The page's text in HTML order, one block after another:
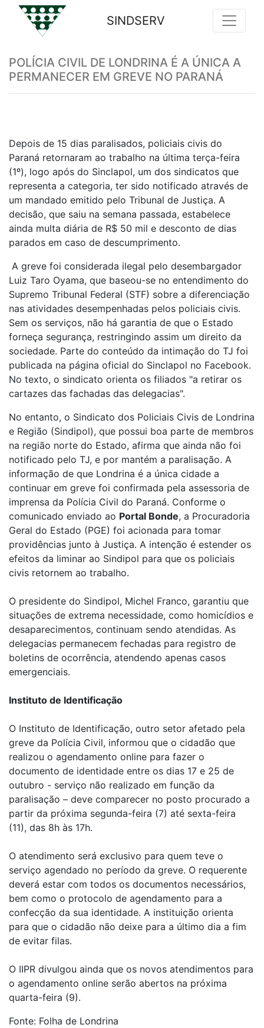
SINDSERV
POLÍCIA CIVIL DE LONDRINA É A ÚNICA A
PERMANECER EM GREVE NO PARANÁ
Depois de 15 dias paralisados, policiais civis do
Paraná retornaram ao trabalho na última terça-feira
(1º), logo após do Sinclapol, um dos sindicatos que
representa a categoria, ter sido notificado através de
um mandado emitido pelo Tribunal de Justiça. A
decisão, que saiu na semana passada, estabelece
ainda multa diária de R$ 50 mil e desconto de dias
parados em caso de descumprimento.
A greve foi considerada ilegal pelo desembargador
Luiz Taro Oyama, que baseou-se no entendimento do
Supremo Tribunal Federal (STF) sobre a diferenciação
nas atividades desempenhadas pelos policiais civis.
Sem os serviços, não há garantia de que o Estado
forneça segurança, restringindo assim um direito da
sociedade. Parte do conteúdo da intimação do TJ foi
publicada na página oficial do Sinclapol no Facebook.
No texto, o sindicato orienta os filiados "a retirar os
cartazes das fachadas das delegacias".
No entanto, o Sindicato dos Policiais Civis de Londrina
e Região (Sindipol), que possui boa parte de membros
na região norte do Estado, afirma que ainda não foi
notificado pelo TJ, e por mantém a paralisação. A
informação de que Londrina é a única cidade a
continuar em greve foi confirmada pela assessoria de
imprensa da Polícia Civil do Paraná. Conforme o
comunicado enviado ao Portal Bonde, a Procuradoria
Geral do Estado (PGE) foi acionada para tomar
providências junto à Justiça. A intenção é estender os
efeitos da liminar ao Sindipol para que os policiais
civis retornem ao trabalho.
O presidente do Sindipol, Michel Franco, garantiu que
situações de extrema necessidade, como homicídios e
desaparecimentos, continuam sendo atendidas. As
delegacias permanecem fechadas para registro de
boletins de ocorrência, atendendo apenas casos
emergenciais.
Instituto de Identificação
O Instituto de Identificação, outro setor afetado pela
greve da Polícia Civil, informou que o cidadão que
realizou o agendamento online para fazer o
documento de identidade entre os dias 17 e 25 de
outubro - serviço não realizado em função da
paralisação – deve comparecer no posto procurado a
partir da próxima segunda-feira (7) até sexta-feira
(11), das 8h às 17h.
O atendimento será exclusivo para quem teve o
serviço agendado no período da greve. O requerente
deverá estar com todos os documentos necessários,
bem como o protocolo de agendamento para a
confecção da sua identidade. A instituição orienta
para que o cidadão não deixe para a último dia a fim
de evitar filas.
O IIPR divulgou ainda que os novos atendimentos para
o agendamento online serão abertos na próxima
quarta-feira (9).
Fonte: Folha de Londrina